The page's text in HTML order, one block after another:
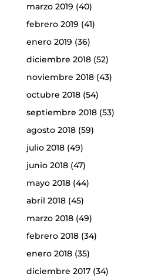
marzo 2019 (40)
febrero 2019 (41)
enero 2019 (36)
diciembre 2018(52)
noviembre 2018(43)
octubre 2018(54)
septiembre 2018(53)
agosto 2018(59)
julio 2018(49)
junio 2018(47)
mayo 2018(44)
abril 2018(45)
marzo 2018(49)
febrero 2018(34)
enero 2018(35)
diciembre 2017(34)